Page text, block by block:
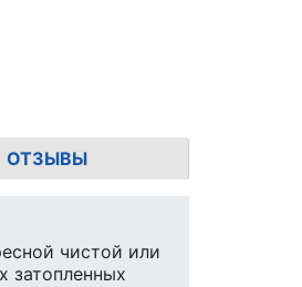
ОТЗЫВЫ
чистой или
затопленных